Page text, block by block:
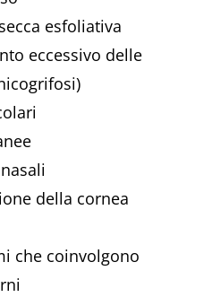
esfoliativa
eccessivo delle
della cornea
che coinvolgono